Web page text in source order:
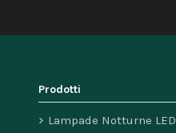
Prodotti
Lampade Notturne LED